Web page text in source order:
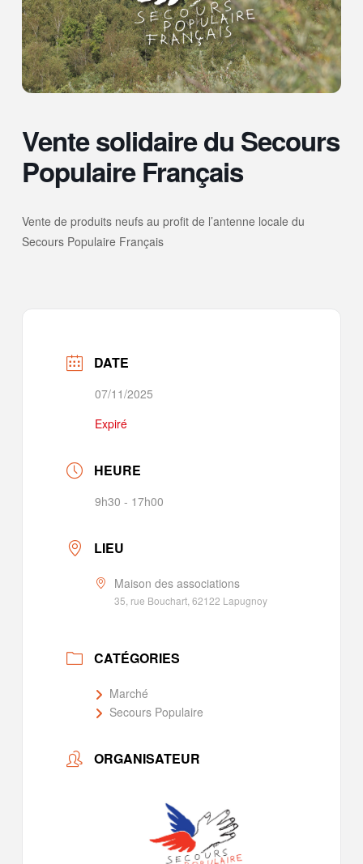
Vente solidaire du Secours
Populaire Français
Vente de produits neufs au profit de l’antenne locale du
Secours Populaire Français
DATE
07/11/2025
Expiré
HEURE
9h30 - 17h00
LIEU
Maison des associations
35, rue Bouchart, 62122 Lapugnoy
CATÉGORIES
Marché
Secours Populaire
ORGANISATEUR